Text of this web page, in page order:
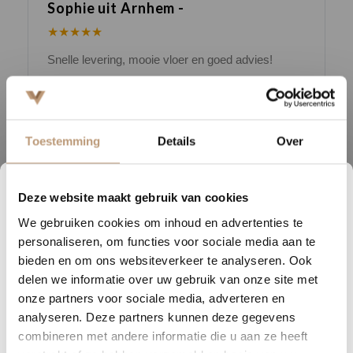
0
DAGEN
13
UREN
58
MINUTEN
04
SECONDEN
Nu tijdelijk 10% korting op
jouw vloer
Vraag snel een offerte aan en bespaar direct.
Toestemming Details Over
Deze website maakt gebruik van cookies
We gebruiken cookies om inhoud en advertenties te
personaliseren, om functies voor sociale media aan te
bieden en om ons websiteverkeer te analyseren. Ook
delen we informatie over uw gebruik van onze site met
onze partners voor sociale media, adverteren en
analyseren. Deze partners kunnen deze gegevens
combineren met andere informatie die u aan ze heeft
Sophie uit Arnhem -
★★★★★
Snelle levering, mooie vloer en goed advies!
Beschrijving
DeLeyton PVC-vloerbiedt met zijn lange planken van 152
centimeter een authentieke houtlook die je woonruimte optisch
vergroot. De natuurlijke kleuren van deze vloer, gecombineerd met
een extra matte toplaag van 0,55 mm, zorgen voor een elegante en
natuurgetrouwe uitstraling. De lange planken van de Leyton-serie
benadrukken de beleving van een echte houten vloer, waardoor
deze PVC-vloer bijna niet van echt hout te onderscheiden is.